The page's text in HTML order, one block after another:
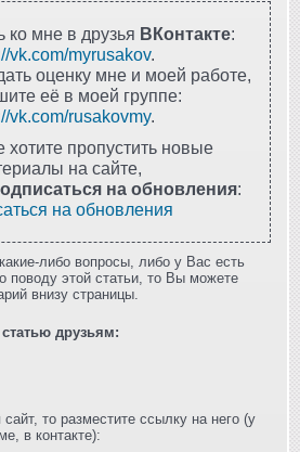
ко мне в друзья ВКонтакте:
vk.com/myrusakov.
оценку мне и моей работе,
её в моей группе:
vk.com/rusakovmy.
пропустить новые
на сайте,
на обновления:
на обновления
либо вопросы, либо у Вас есть
поводу этой статьи, то Вы можете
внизу страницы.
друзьям:
то разместите ссылку на него (у
в контакте):